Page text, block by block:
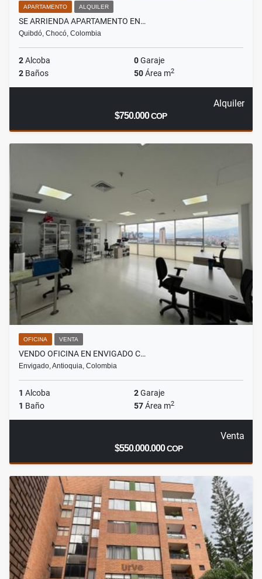
APARTAMENTO ALQUILER
SE ARRIENDA APARTAMENTO EN…
Quibdó, Chocó, Colombia
2Alcoba 0Garaje
2 Baños 50Área m2
Alquiler
$750.000COP
OFICINA VENTA
VENDO OFICINA EN ENVIGADO C…
Envigado, Antioquia, Colombia
1 Alcoba 2Garaje
1 Baño 57Área m2
Venta
$550.000.000COP